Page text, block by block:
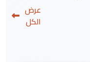
عرض
الكل